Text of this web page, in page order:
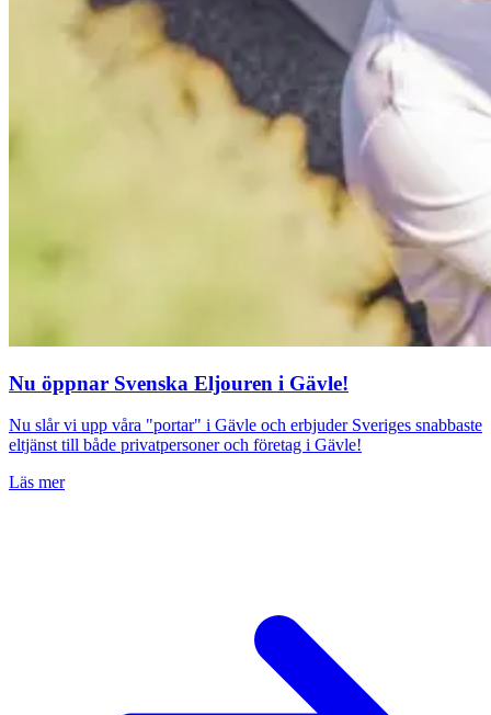
Nu öppnar Svenska Eljouren i Gävle!
Nu slår vi upp våra "portar" i Gävle och erbjuder Sveriges snabbaste
eltjänst till både privatpersoner och företag i Gävle!
Läs mer